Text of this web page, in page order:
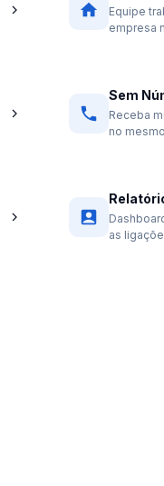
Equipe
empresa
Sem
Receba
no
as